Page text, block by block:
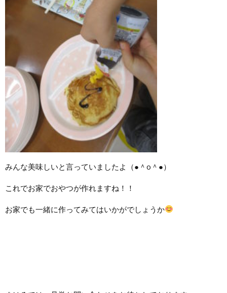
みんな美味しいと言っていましたよ（●＾o＾●）
これでお家でおやつが作れますね！！
お家でも一緒に作ってみてはいかがでしょうか